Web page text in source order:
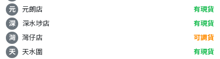
元
元朗店
有現貨
深
深水埗店
有現貨
灣
灣仔店
可調貨
天
天水圍 有現貨